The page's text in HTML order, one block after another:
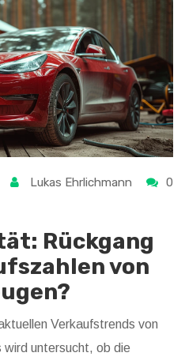
Fakten rund um die
Hybridautos.
Lukas Ehrlichmann 0
Rückgang
von
Verkaufstrends von
untersucht, ob die